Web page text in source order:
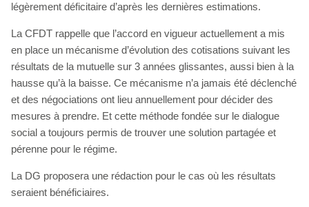
légèrement déficitaire d’après les dernières estimations.
La CFDT rappelle que l’accord en vigueur actuellement a mis
en place un mécanisme d’évolution des cotisations suivant les
résultats de la mutuelle sur 3 années glissantes, aussi bien à la
hausse qu’à la baisse. Ce mécanisme n’a jamais été déclenché
et des négociations ont lieu annuellement pour décider des
mesures à prendre. Et cette méthode fondée sur le dialogue
social a toujours permis de trouver une solution partagée et
pérenne pour le régime.
La DG proposera une rédaction pour le cas où les résultats
seraient bénéficiaires.